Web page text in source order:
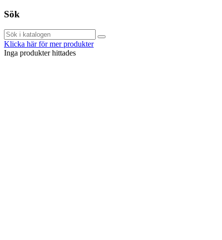
Sök
Klicka här för mer produkter
Inga produkter hittades